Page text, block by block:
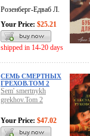
Розенберг-Едваб Л.
Your Price: $25.21
shipped in 14-20 days
СЕМЬ СМЕРТНЫХ
ГРЕХОВ.ТОМ 2
Sem' smertnykh
grekhov.Tom 2
Your Price: $47.02